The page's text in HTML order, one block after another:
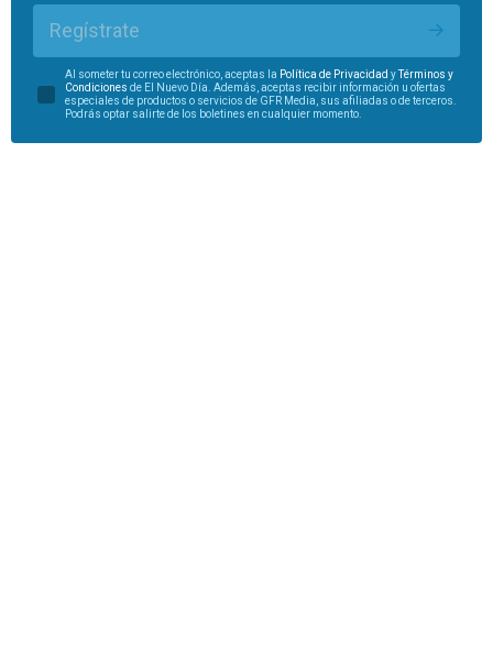
Regístrate
Al someter tu correo electrónico, aceptas la Política de Privacidad yTérminos y
Condiciones de El Nuevo Día. Además, aceptas recibir información u ofertas
especiales de productos o servicios de GFR Media, sus afiliadas o de terceros.
Podrás optar salirte de los boletines en cualquier momento.